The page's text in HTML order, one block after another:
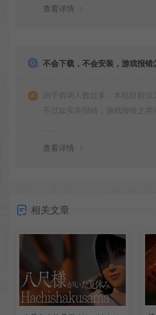
查看详情
不会下载，不会安装，游戏报错
由于咨询人数过多，本站目前仅
不过如安装报错，游戏报错之类
查看详情
相关文章